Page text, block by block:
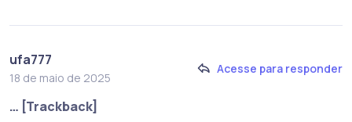
ufa777
18 de maio de 2025
Acesse para responder
… [Trackback]